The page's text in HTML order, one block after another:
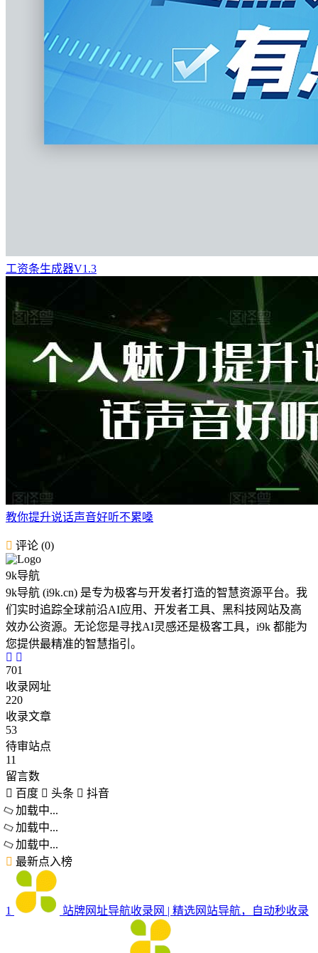
工资条生成器V1.3
教你提升说话声音好听不累嗓
评论 (0)
9k导航
9k导航 (i9k.cn) 是专为极客与开发者打造的智慧资源平台。我
们实时追踪全球前沿AI应用、开发者工具、黑科技网站及高
效办公资源。无论您是寻找AI灵感还是极客工具，i9k 都能为
您提供最精准的智慧指引。
701
收录网址
220
收录文章
53
待审站点
11
留言数
百度
头条
抖音
加载中...
加载中...
加载中...
最新点入榜
1 站牌网址导航收录网 | 精选网站导航，自动秒收录